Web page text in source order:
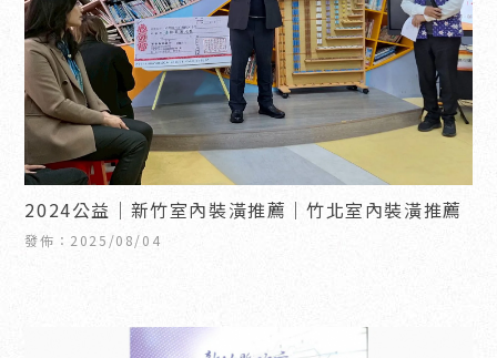
2024公益｜新竹室內裝潢推薦｜竹北室內裝潢推薦
發佈：2025/08/04